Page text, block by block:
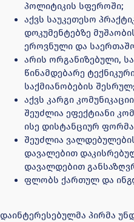
პოლიტიკის სფეროში;
აქვს საუკეთესო
დოკუმენტებზე
ეროვნული და
არის ორგანიზებული,
წინამდებარე
საქმიანობების
აქვს კარგი
შეუძლია ეფექტიანი
ისე დისტანციურ
შეუძლია
დავალებით
დავალდებით
ფლობს ქართულ და
დაინტერესებულმა პირმა